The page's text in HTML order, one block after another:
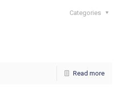
Categories
Read more